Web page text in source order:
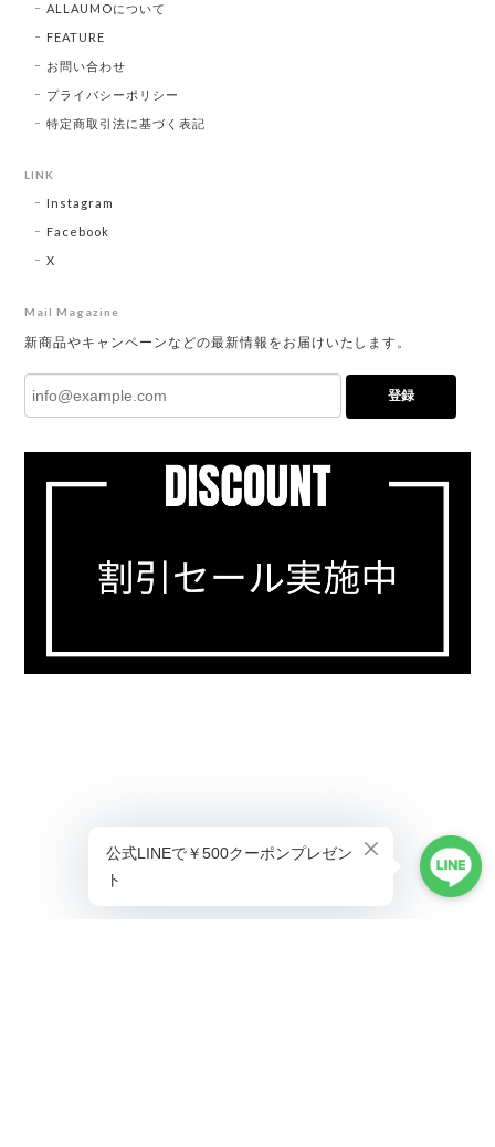
ALLAUMOについて
FEATURE
お問い合わせ
プライバシーポリシー
特定商取引法に基づく表記
LINK
Instagram
Facebook
X
Mail Magazine
新商品やキャンペーンなどの最新情報をお届けいたします。
登録